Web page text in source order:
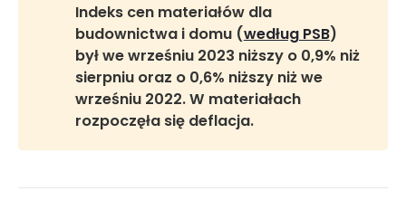
Indeks cen materiałów dla
budownictwa i domu (według PSB)
był we wrześniu 2023 niższy o 0,9% niż
sierpniu oraz o 0,6% niższy niż we
wrześniu 2022. W materiałach
rozpoczęła się deflacja.